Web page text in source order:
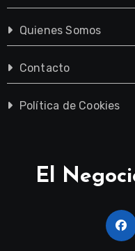
Quienes Somos
Contacto
Política de Cookies
El